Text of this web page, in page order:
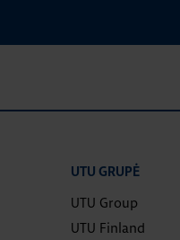
UTU GRUPĖ
UTU Group
UTU Finland